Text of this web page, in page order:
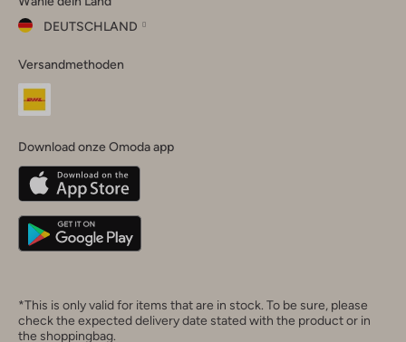
Instagram
Facebook
TikTok
DEUTSCHLAND
dein
Land
Belgique(Français)
Deutschland
Versandmethoden
Download onze Omoda app
*This is only valid for items that are in stock. To be sure, please
check the expected delivery date stated with the product or in
the shoppingbag.